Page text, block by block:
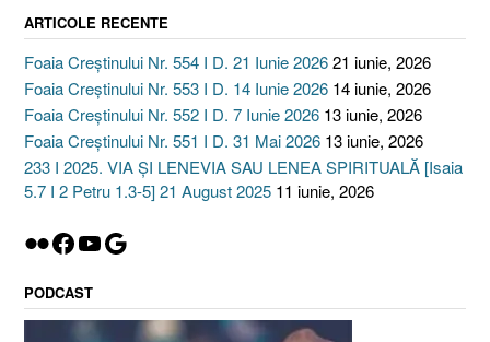
ARTICOLE RECENTE
Foaia Creștinului Nr. 554 I D. 21 Iunie 202621 iunie, 2026
Foaia Creștinului Nr. 553 I D. 14 Iunie 2026 14 iunie, 2026
Foaia Creștinului Nr. 552 I D. 7 Iunie 2026 13 iunie, 2026
Foaia Creștinului Nr. 551 I D. 31 Mai 2026 13 iunie, 2026
233 I 2025. VIA ȘI LENEVIA SAU LENEA SPIRITUALĂ [Isaia
5.7 I 2 Petru 1.3-5] 21 August 2025 11 iunie, 2026
Flickr
Facebook
YouTube
Google
PODCAST